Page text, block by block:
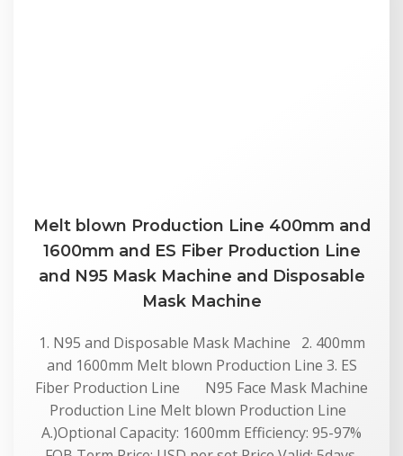
Melt blown Production Line 400mm and
1600mm and ES Fiber Production Line
and N95 Mask Machine and Disposable
Mask Machine
1. N95 and Disposable Mask Machine 2. 400mm
and 1600mm Melt blown Production Line 3. ES
Fiber Production Line N95 Face Mask Machine
Production Line Melt blown Production Line
A.)Optional Capacity: 1600mm Efficiency: 95-97%